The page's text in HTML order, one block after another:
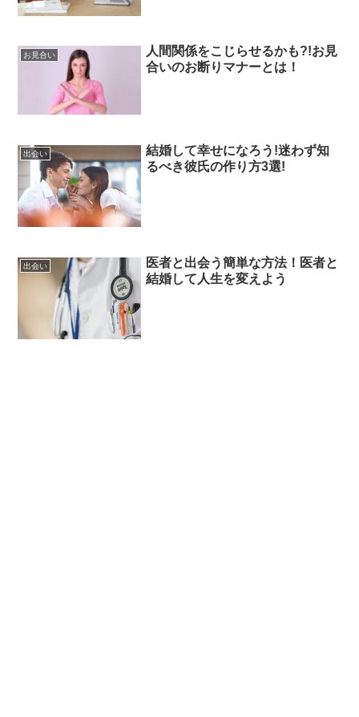
お見合い
人間関係をこじらせるかも?!お見
合いのお断りマナーとは！
出会い
結婚して幸せになろう!迷わず知
るべき彼氏の作り方3選!
出会い
医者と出会う簡単な方法！医者と
結婚して人生を変えよう